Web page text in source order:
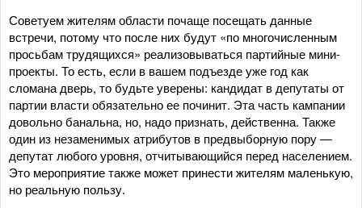
Советуем жителям области почаще посещать данные
встречи, потому что после них будут «по многочисленным
просьбам трудящихся» реализовываться партийные мини-
проекты. То есть, если в вашем подъезде уже год как
сломана дверь, то будьте уверены: кандидат в депутаты от
партии власти обязательно ее починит. Эта часть кампании
довольно банальна, но, надо признать, действенна. Также
один из незаменимых атрибутов в предвыборную пору —
депутат любого уровня, отчитывающийся перед населением.
Это мероприятие также может принести жителям маленькую,
но реальную пользу.